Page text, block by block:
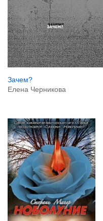
Зачем?
Елена Черникова